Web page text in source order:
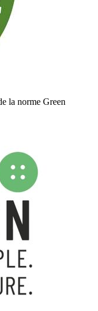
la norme Green